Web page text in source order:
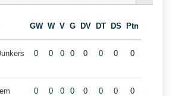
GW W V G DV DT DS Ptn
0 0 0 0 0 0 0 0
0 0 0 0 0 0 0 0